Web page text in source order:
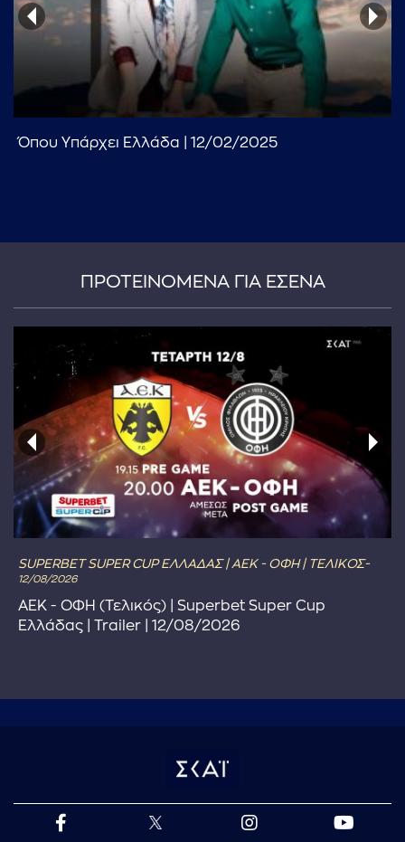
...πληκτρολογήστε κείμενο προς αναζήτηση
Όπου Υπάρχει Ελλάδα | 12/02/2025
ΠΡΟΤΕΙΝΟΜΕΝΑ ΓΙΑ ΕΣΕΝΑ
SUPERBET SUPER CUP ΕΛΛΑΔΑΣ | ΑΕΚ - ΟΦΗ | ΤΕΛΙΚΟΣ-
12/08/2026
ΑΕΚ - ΟΦΗ (Τελικός) | Superbet Super Cup
Ελλάδας | Trailer | 12/08/2026